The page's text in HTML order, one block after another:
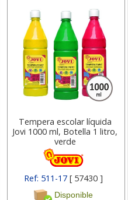
Tempera escolar líquida
Jovi 1000 ml, Botella 1 litro,
verde
Ref: 511-17 [ 57430 ]
Disponible